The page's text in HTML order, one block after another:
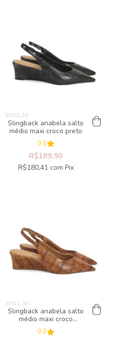
Slingback anabela salto
médio maxi croco preto
0.0
R$189,90
R$180,41 com Pix
Slingback anabela salto
médio maxi croco
caramelo
0.0